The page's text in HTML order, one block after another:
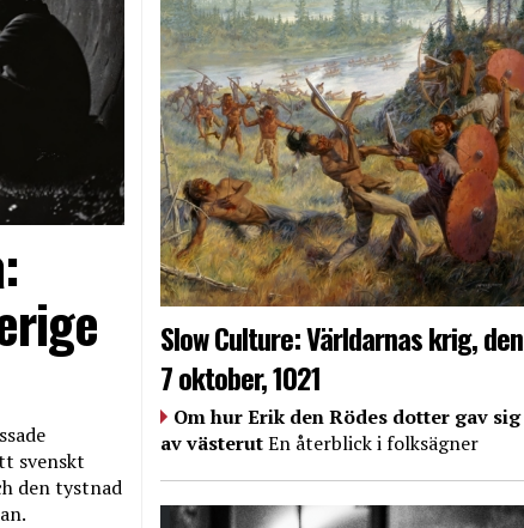
svenskt
den tystnad
Slow Culture: Världarnas krig, den
7 oktober, 1021
Om hur Erik den Rödes dotter gav sig
av västerutEn återblick i folksägner